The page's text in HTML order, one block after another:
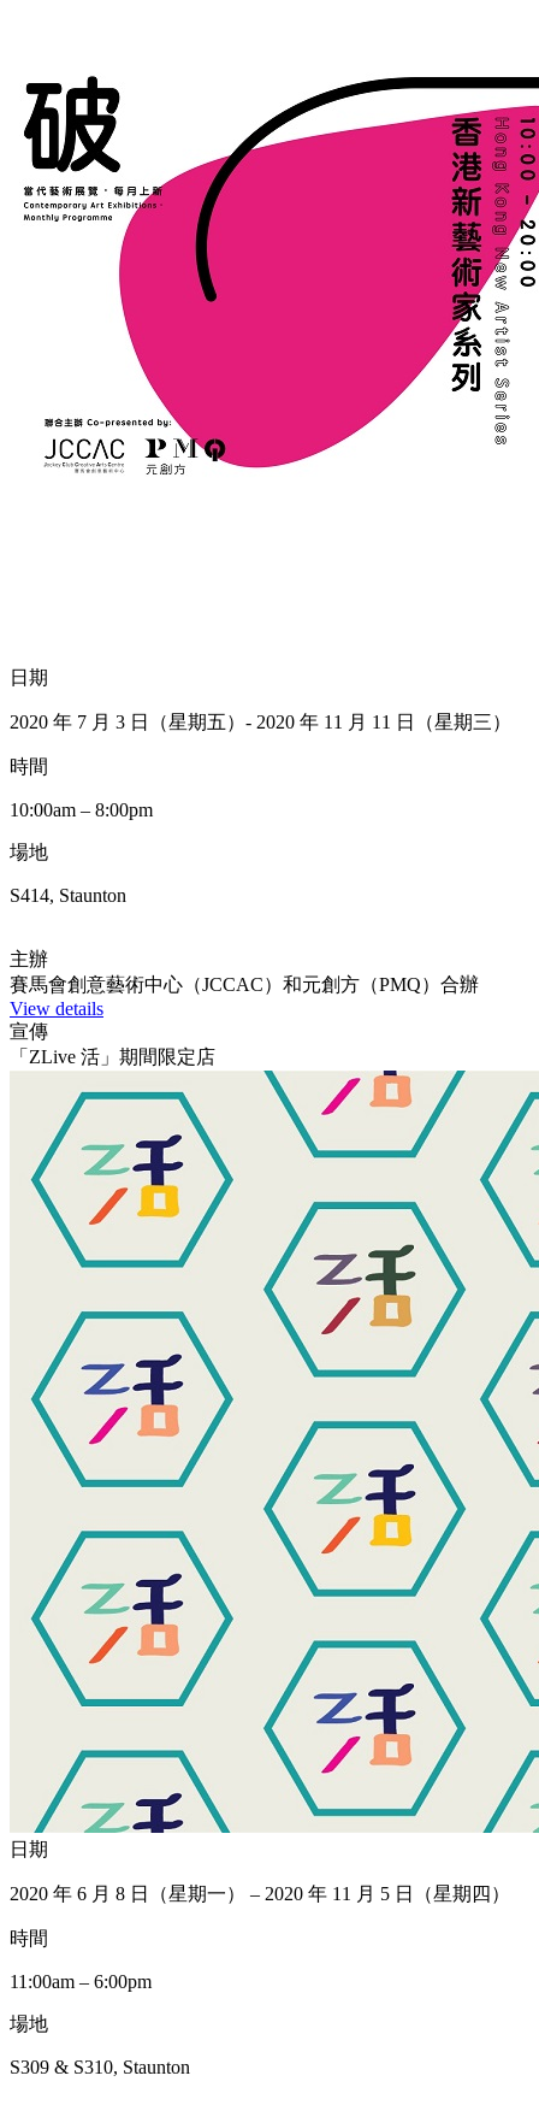
日期
2020 年 7 月 3 日（星期五）- 2020 年 11 月 11 日（星期三）
時間
10:00am – 8:00pm
場地
S414, Staunton
主辦
賽馬會創意藝術中心（JCCAC）和元創方（PMQ）合辦
View details
宣傳
「ZLive 活」期間限定店
日期
2020 年 6 月 8 日（星期一） – 2020 年 11 月 5 日（星期四）
時間
11:00am – 6:00pm
場地
S309 & S310, Staunton